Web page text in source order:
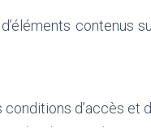
contenus
d’accès et